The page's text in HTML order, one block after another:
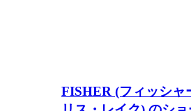
FISHER (フィッシャ